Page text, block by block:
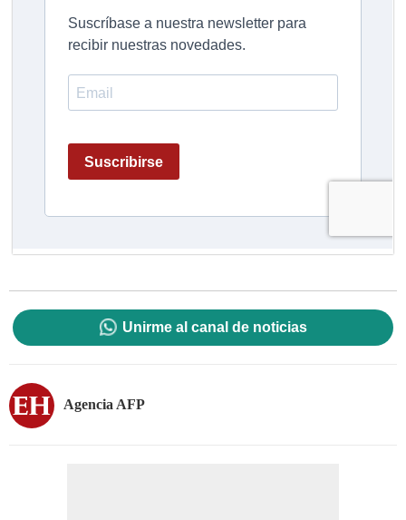
Unirme al canal de noticias
Agencia AFP